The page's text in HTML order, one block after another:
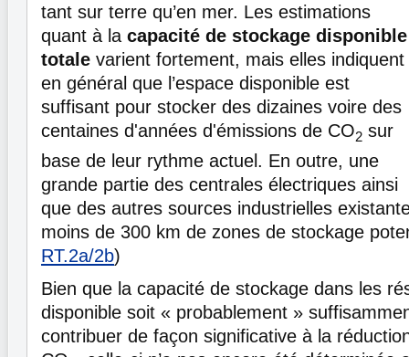
tant sur terre qu’en mer. Les estimations
quant à la capacité de stockage disponible
totale varient fortement, mais elles indiquent
en général que l’espace disponible est
suffisant pour stocker des dizaines voire des
centaines d'années d'émissions de CO2 sur
base de leur rythme actuel. En outre, une
grande partie des centrales électriques ainsi
que des autres sources industrielles
moins de 300 km de zones de stockage
RT.2a/2b)
Bien que la capacité de stockage dans les
disponible soit « probablement »
contribuer de façon significative à la